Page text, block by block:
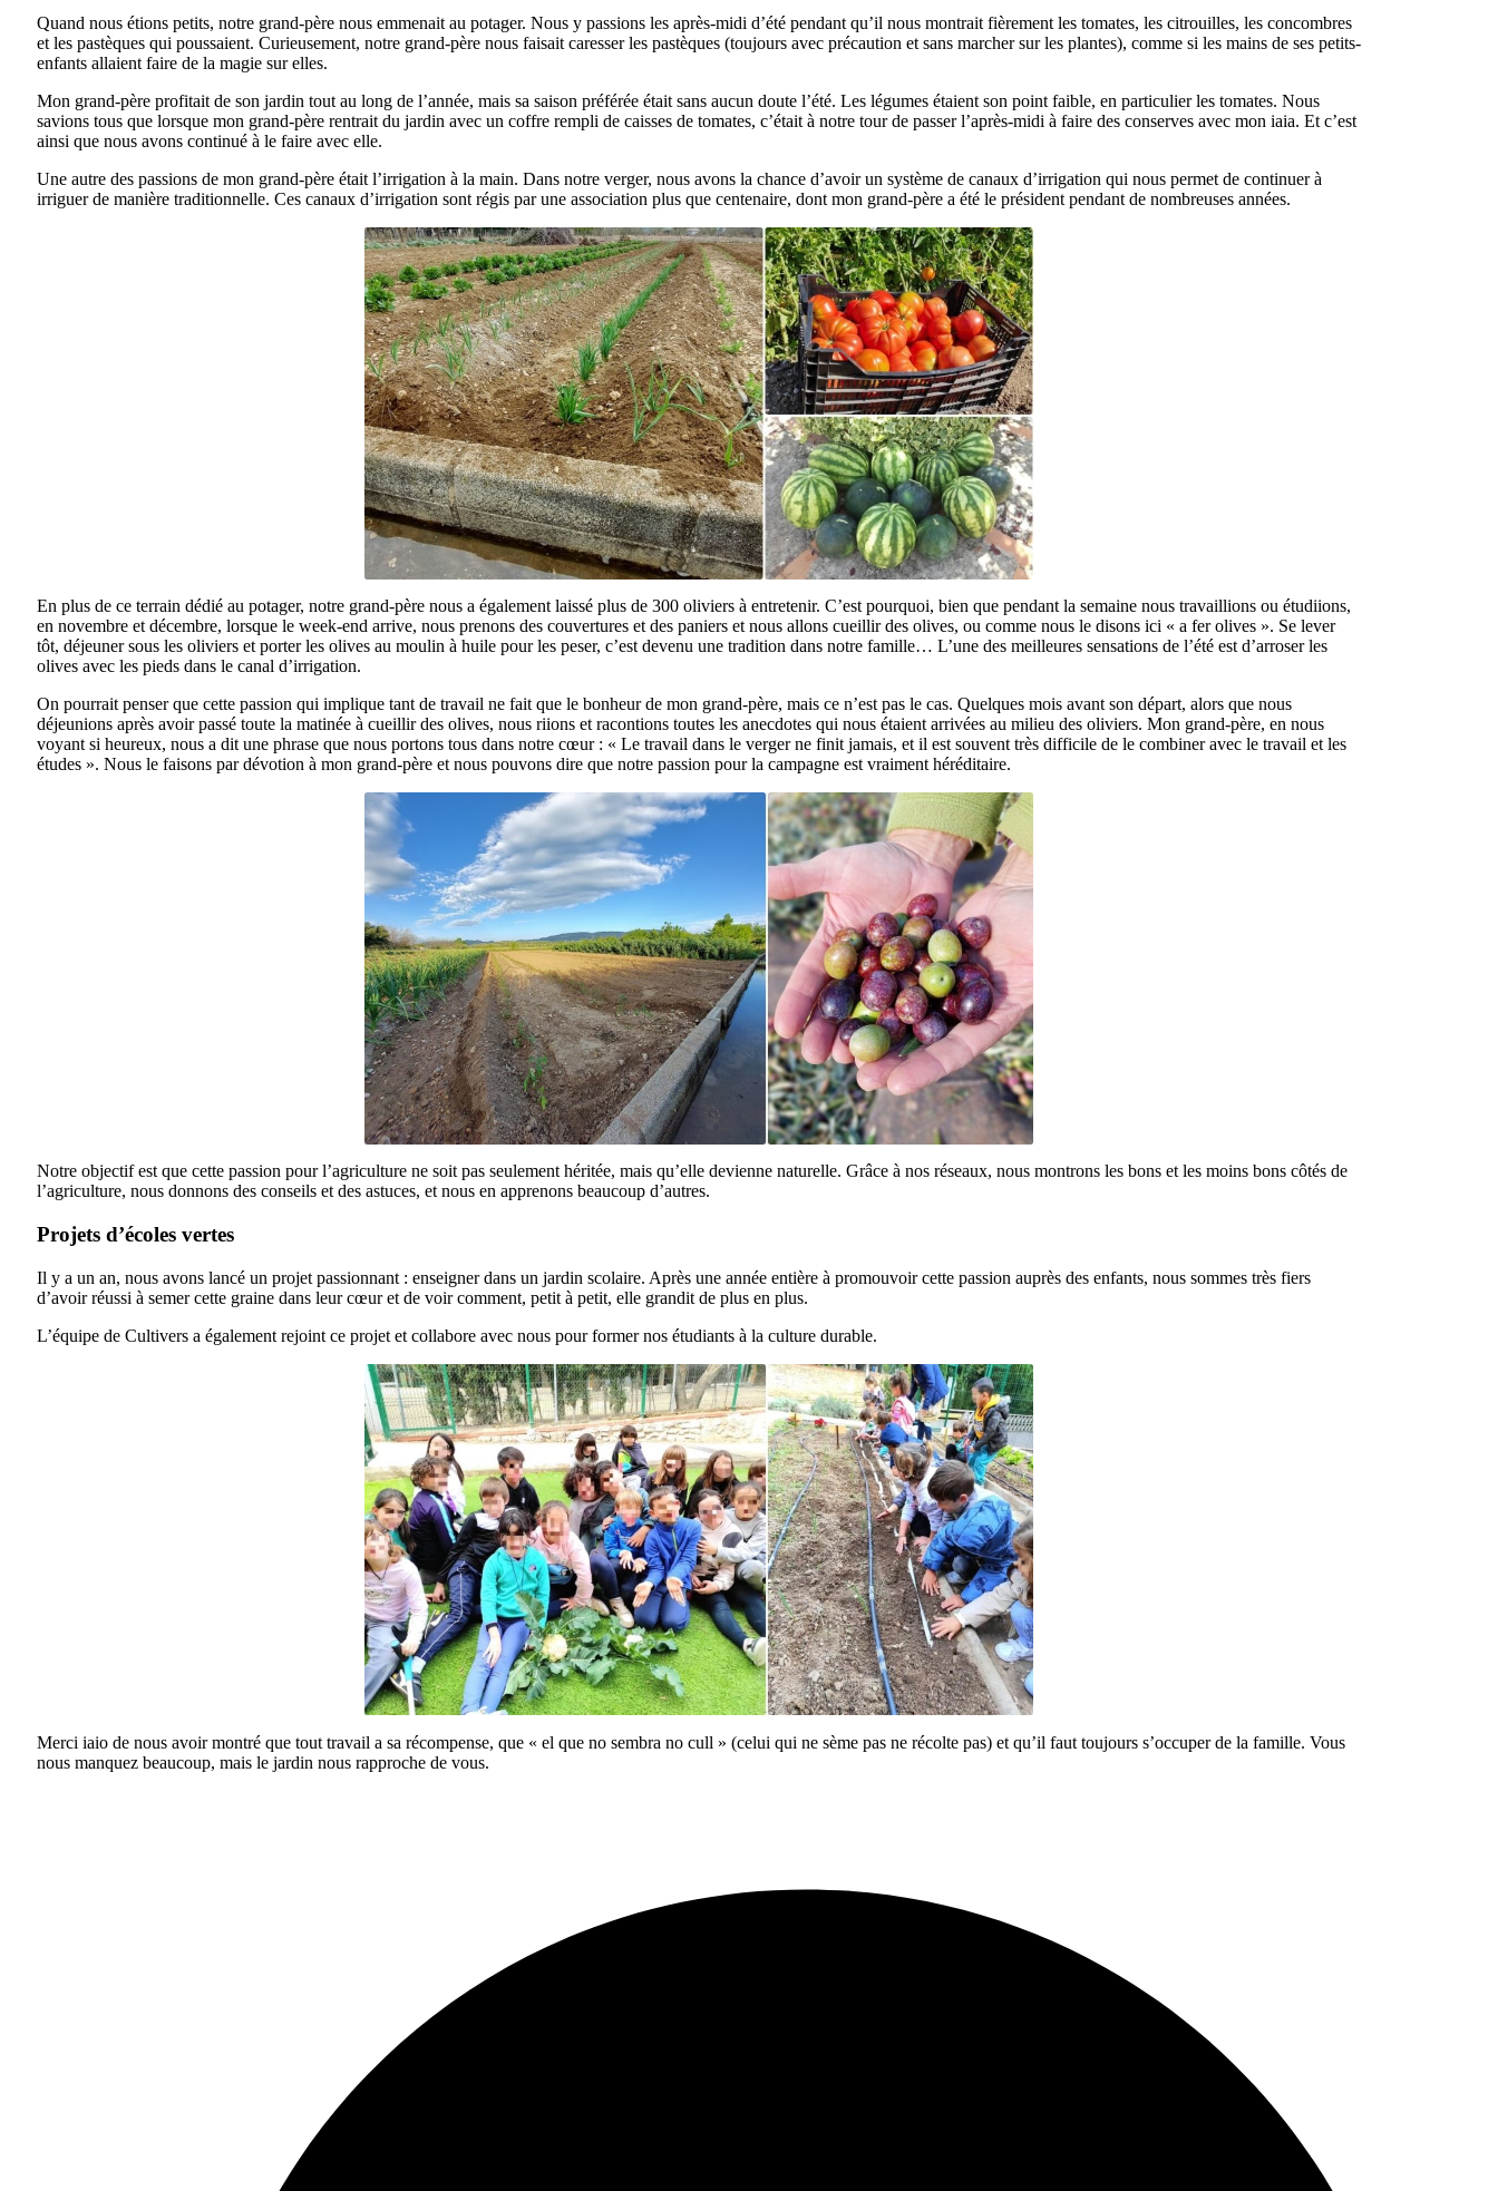
Quand nous étions petits, notre grand-père nous emmenait au potager. Nous y passions les après-midi d’été pendant qu’il nous montrait fièrement les tomates, les citrouilles, les concombres
et les pastèques qui poussaient. Curieusement, notre grand-père nous faisait caresser les pastèques (toujours avec précaution et sans marcher sur les plantes), comme si les mains de ses petits-
enfants allaient faire de la magie sur elles.
Mon grand-père profitait de son jardin tout au long de l’année, mais sa saison préférée était sans aucun doute l’été. Les légumes étaient son point faible, en particulier les tomates. Nous
savions tous que lorsque mon grand-père rentrait du jardin avec un coffre rempli de caisses de tomates, c’était à notre tour de passer l’après-midi à faire des conserves avec mon iaia. Et c’est
ainsi que nous avons continué à le faire avec elle.
Une autre des passions de mon grand-père était l’irrigation à la main. Dans notre verger, nous avons la chance d’avoir un système de canaux d’irrigation qui nous permet de continuer à
irriguer de manière traditionnelle. Ces canaux d’irrigation sont régis par une association plus que centenaire, dont mon grand-père a été le président pendant de nombreuses années.
En plus de ce terrain dédié au potager, notre grand-père nous a également laissé plus de 300 oliviers à entretenir. C’est pourquoi, bien que pendant la semaine nous travaillions ou étudiions,
en novembre et décembre, lorsque le week-end arrive, nous prenons des couvertures et des paniers et nous allons cueillir des olives, ou comme nous le disons ici « a fer olives ». Se lever
tôt, déjeuner sous les oliviers et porter les olives au moulin à huile pour les peser, c’est devenu une tradition dans notre famille… L’une des meilleures sensations de l’été est d’arroser les
olives avec les pieds dans le canal d’irrigation.
On pourrait penser que cette passion qui implique tant de travail ne fait que le bonheur de mon grand-père, mais ce n’est pas le cas. Quelques mois avant son départ, alors que nous
déjeunions après avoir passé toute la matinée à cueillir des olives, nous riions et racontions toutes les anecdotes qui nous étaient arrivées au milieu des oliviers. Mon grand-père, en nous
voyant si heureux, nous a dit une phrase que nous portons tous dans notre cœur : « Le travail dans le verger ne finit jamais, et il est souvent très difficile de le combiner avec le travail et les
études ». Nous le faisons par dévotion à mon grand-père et nous pouvons dire que notre passion pour la campagne est vraiment héréditaire.
Notre objectif est que cette passion pour l’agriculture ne soit pas seulement héritée, mais qu’elle devienne naturelle. Grâce à nos réseaux, nous montrons les bons et les moins bons côtés de
l’agriculture, nous donnons des conseils et des astuces, et nous en apprenons beaucoup d’autres.
Projets d’écoles vertes
Il y a un an, nous avons lancé un projet passionnant : enseigner dans un jardin scolaire. Après une année entière à promouvoir cette passion auprès des enfants, nous sommes très fiers
d’avoir réussi à semer cette graine dans leur cœur et de voir comment, petit à petit, elle grandit de plus en plus.
L’équipe de Cultivers a également rejoint ce projet et collabore avec nous pour former nos étudiants à la culture durable.
Merci iaio de nous avoir montré que tout travail a sa récompense, que « el que no sembra no cull » (celui qui ne sème pas ne récolte pas) et qu’il faut toujours s’occuper de la famille. Vous
nous manquez beaucoup, mais le jardin nous rapproche de vous.